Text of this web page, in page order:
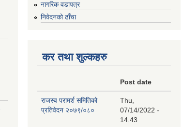
नागरिक वडापत्र
निवेदनको ढाँचा
कर तथा शुल्कहरु
Post date
राजस्व परामर्श समितिको
प्रतिवेदन २०७९/०८०
Thu,
07/14/2022 -
14:43